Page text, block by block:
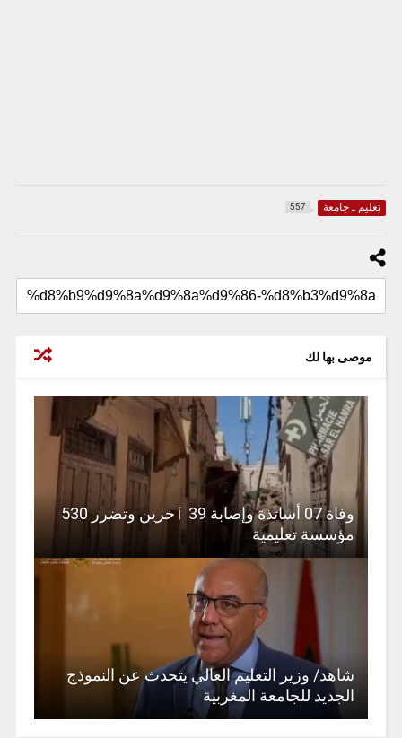
تعليم ـ جامعة 557
موصى بها لك
وفاة 07 أساتذة وإصابة 39 ٱخرين وتضرر 530
مؤسسة تعليمية
شاهد/ وزير التعليم العالي يتحدث عن النموذج
الجديد للجامعة المغربية